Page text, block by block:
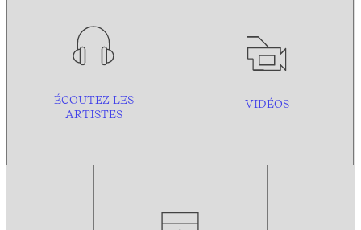
ÉCOUTEZ LES
ARTISTES
VIDÉOS